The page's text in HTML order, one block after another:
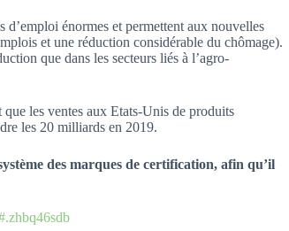
d’emploi énormes et permettent aux nouvelles
et une réduction considérable du chômage).
que dans les secteurs liés à l’agro-
les ventes aux Etats-Unis de produits
les 20 milliards en 2019.
des marques de certification, afin qu’il